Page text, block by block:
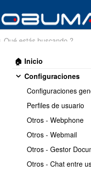
🏠 Inicio
Configuraciones
Configuraciones
Perfiles de usuario
Otros - Webphone
Otros - Webmail
Otros - Gestor
Otros - Chat entre
Contabilidad/
Imprimir <<